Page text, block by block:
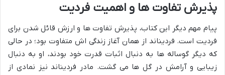
پذیرش تفاوت ها و اهمیت فردیت
پیام مهم دیگر این کتاب، پذیرش تفاوت ها و ارزش قائل شدن برای
فردیت است. فردیناند از همان آغاز زندگی اش متفاوت بود؛ در حالی
که دیگر گوساله ها به دنبال اثبات قدرت خود بودند، او به دنبال
زیبایی و آرامش در گل ها می گشت. مادر فردیناند نیز نمادی از